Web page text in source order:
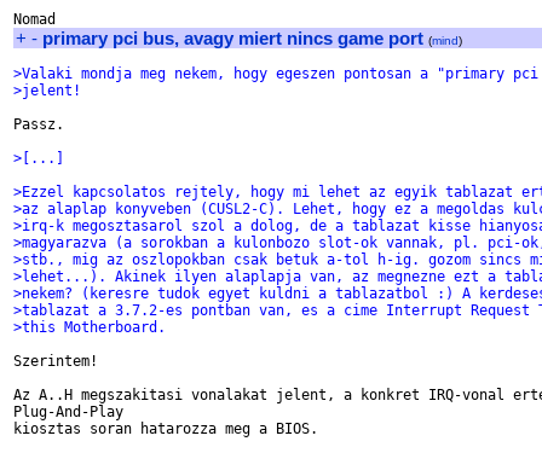
+ - primary pci bus, avagy miert nincs game port (mind)
>Valaki mondja meg nekem, hogy egeszen pontosan a "primary
>jelent!
Passz.
>[...]
>Ezzel kapcsolatos rejtely, hogy mi lehet az egyik tablazat
>az alaplap konyveben (CUSL2-C). Lehet, hogy ez a megoldas
>irq-k megosztasarol szol a dolog, de a tablazat kisse
>magyarazva (a sorokban a kulonbozo slot-ok vannak, pl. pci-
>stb., mig az oszlopokban csak betuk a-tol h-ig. gozom sincs
>lehet...). Akinek ilyen alaplapja van, az megnezne ezt a
>nekem? (keresre tudok egyet kuldni a tablazatbol :) A
>tablazat a 3.7.2-es pontban van, es a cime Interrupt Request
>this Motherboard.
Szerintem!
Az A..H megszakitasi vonalakat jelent, a konkret IRQ-vonal
Plug-And-Play
kiosztas soran hatarozza meg a BIOS.